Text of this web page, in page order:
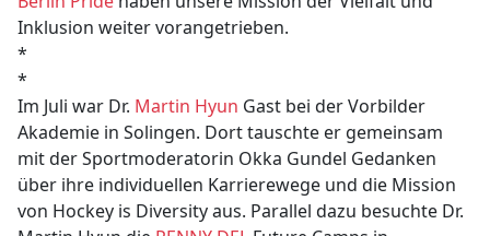
Inklusion weiter vorangetrieben.
*
*
Im Juli war Dr. Martin Hyun Gast bei der Vorbilder
Akademie in Solingen. Dort tauschte er gemeinsam
mit der Sportmoderatorin Okka Gundel Gedanken
über ihre individuellen Karrierewege und die Mission
von Hockey is Diversity aus. Parallel dazu besuchte Dr.